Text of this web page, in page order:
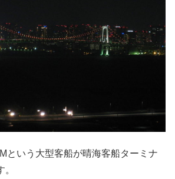
という大型客船が晴海客船ターミナ